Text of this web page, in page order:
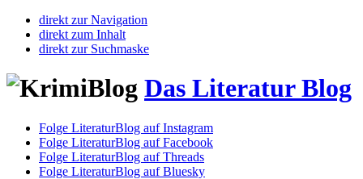
direkt zur Navigation
direkt zum Inhalt
direkt zur Suchmaske
Das Literatur Blog
Folge LiteraturBlog auf Instagram
Folge LiteraturBlog auf Facebook
Folge LiteraturBlog auf Threads
Folge LiteraturBlog auf Bluesky